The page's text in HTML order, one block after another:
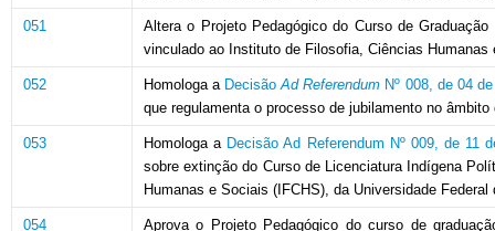
051
Altera o Projeto Pedagógico do Curso de
vinculado ao Instituto de Filosofia, Ciências
052 Homologa a DecisãoAd Referendum Nº 008, de 04
que regulamenta o processo de jubilamento no
053 Homologa a Decisão Ad Referendum Nº 009, de 11
sobre extinção do Curso de Licenciatura Indígena
Humanas e Sociais (IFCHS), da Universidade Federal
054
Aprova o Projeto Pedagógico do curso de